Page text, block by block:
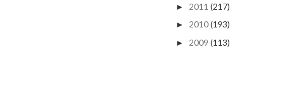
► 2011 (217)
► 2010(193)
► 2009 (113)